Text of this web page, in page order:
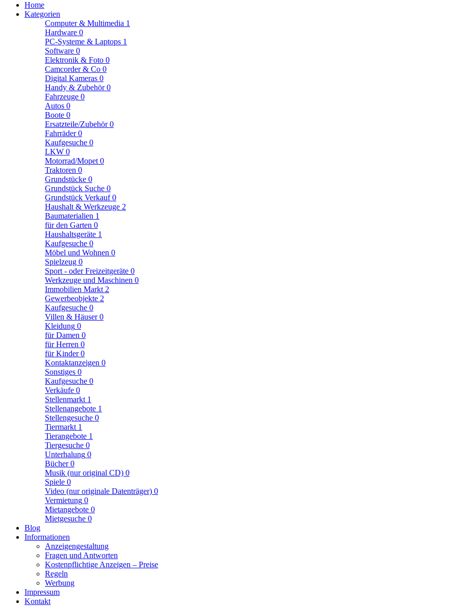
Home
Kategorien
Computer & Multimedia 1
Hardware 0
PC-Systeme & Laptops 1
Software 0
Elektronik & Foto 0
Camcorder & Co 0
Digital Kameras 0
Handy & Zubehör0
Fahrzeuge 0
Autos 0
Boote 0
Ersatzteile/Zubehör0
Fahrräder0
Kaufgesuche 0
LKW 0
Motorrad/Mopet 0
Traktoren 0
Grundstücke 0
Grundstück Suche 0
Grundstück Verkauf0
Haushalt & Werkzeuge 2
Baumaterialien 1
für den Garten 0
Haushaltsgeräte 1
Kaufgesuche 0
Möbel und Wohnen 0
Spielzeug 0
Sport - oder Freizeitgeräte 0
Werkzeuge und Maschinen 0
Immobilien Markt 2
Gewerbeobjekte 2
Kaufgesuche 0
Villen & Häuser0
Kleidung 0
für Damen 0
für Herren 0
für Kinder0
Kontaktanzeigen 0
Sonstiges 0
Kaufgesuche 0
Verkäufe 0
Stellenmarkt 1
Stellenangebote 1
Stellengesuche 0
Tiermarkt 1
Tierangebote 1
Tiergesuche 0
Unterhalung 0
Bücher0
Musik (nur original CD) 0
Spiele 0
Video (nur originale Datenträger) 0
Vermietung 0
Mietangebote 0
Mietgesuche 0
Blog
Informationen
Anzeigengestaltung
Fragen und Antworten
Kostenpflichtige Anzeigen – Preise
Regeln
Werbung
Impressum
Kontakt